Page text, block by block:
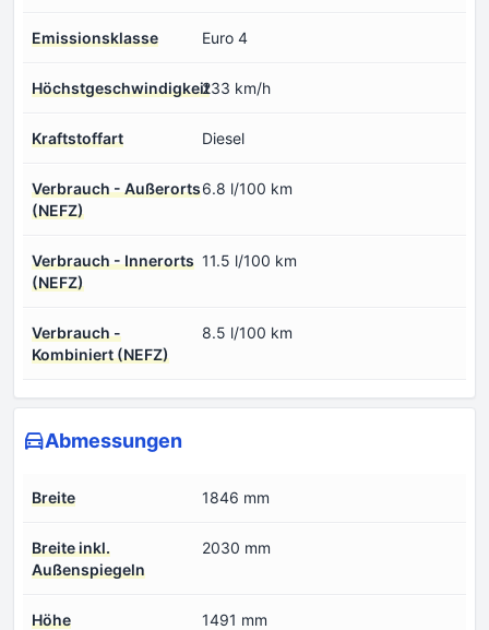
Emissionsklasse Euro 4
Höchstgeschwindigkeit233 km/h
Kraftstoffart Diesel
Verbrauch - Außerorts
(NEFZ)
6.8 l/100 km
Verbrauch - Innerorts
(NEFZ)
11.5 l/100 km
Verbrauch -
Kombiniert (NEFZ)
8.5 l/100 km
Abmessungen
Breite 1846 mm
Breite inkl.
Außenspiegeln
2030 mm
Höhe 1491 mm